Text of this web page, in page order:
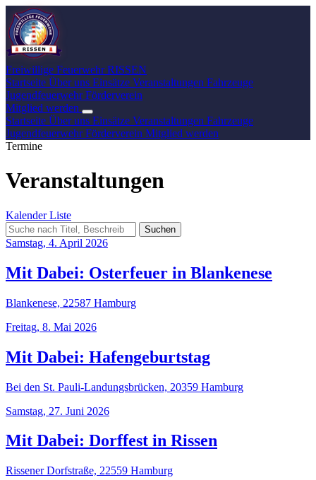
Freiwillige Feuerwehr RISSEN
Startseite Über uns Einsätze Veranstaltungen Fahrzeuge
JugendfeuerwehrFörderverein
Mitglied werden
Startseite Über uns Einsätze Veranstaltungen Fahrzeuge
JugendfeuerwehrFörderverein Mitglied werden
Termine
Veranstaltungen
KalenderListe
Suchen
Samstag, 4. April 2026
Mit Dabei: Osterfeuer in Blankenese
Blankenese, 22587 Hamburg
Freitag, 8. Mai 2026
Mit Dabei: Hafengeburtstag
Bei den St. Pauli-Landungsbrücken, 20359 Hamburg
Samstag, 27. Juni 2026
Mit Dabei: Dorffest in Rissen
Rissener Dorfstraße, 22559 Hamburg